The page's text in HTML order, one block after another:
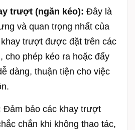
trượt (ngăn kéo): Đây là
và quan trọng nhất của
khay trượt được đặt trên các
cho phép kéo ra hoặc đẩy
dàng, thuận tiện cho việc
Đảm bảo các khay trượt
chắn khi không thao tác,